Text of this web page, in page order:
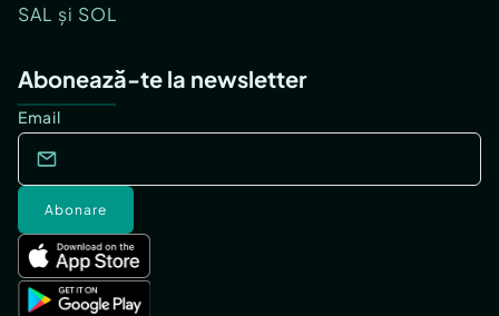
SAL și SOL
Abonează-te la newsletter
Email
Abonare